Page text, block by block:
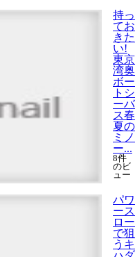
持っ
てお
きた
い!
東京
湾奥
ボー
トシ
ーバ
ス春
夏の
ミノ
ー...
8件
のビ
ュー
パワ
ース
ロー
で狙
うキ